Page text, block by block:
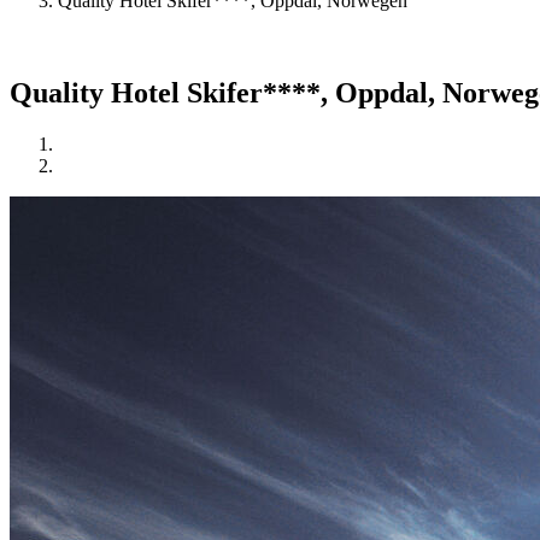
Quality Hotel Skifer****, Oppdal,